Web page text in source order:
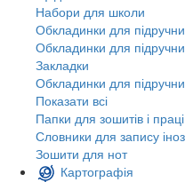
Набори для школи
Обкладинки для
Обкладинки для
Закладки
Обкладинки для
Показати всі
Папки для зошитів і праці
Словники для запису
Зошити для нот
Картографія